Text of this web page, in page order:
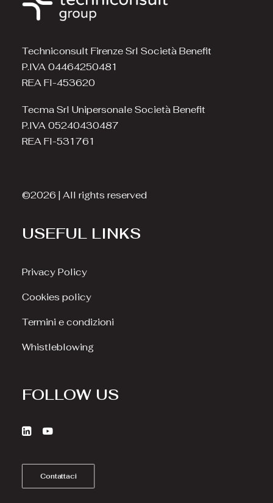
Techniconsult Firenze Srl Società Benefit
P.IVA 04464250481
REA FI-453620
Tecma Srl Unipersonale Società Benefit
P.IVA 05240430487
REA FI-531761
©2026 | All rights reserved
USEFUL LINKS
Privacy Policy
Cookies policy
Termini e condizioni
Whistleblowing
FOLLOW US
Contattaci